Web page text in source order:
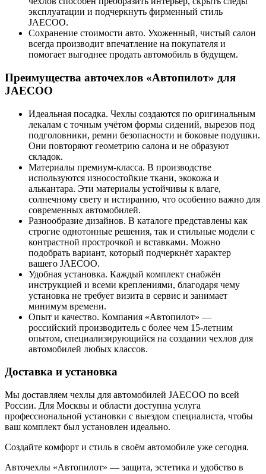
эксплуатации и подчеркнуть фирменный стиль
JAECOO.
Сохранение стоимости авто. Ухоженный, чистый салон
всегда производит впечатление на покупателя и
помогает выгоднее продать автомобиль в будущем.
Преимущества авточехлов «Автопилот» для
JAECOO
Идеальная посадка. Чехлы создаются по оригинальным
лекалам с точным учётом формы сидений, вырезов под
подголовники, ремни безопасности и боковые подушки.
Они повторяют геометрию салона и не образуют
складок.
Материалы премиум-класса. В производстве
используются износостойкие ткани, экокожа и
алькантара. Эти материалы устойчивы к влаге,
солнечному свету и истиранию, что особенно важно для
современных автомобилей.
Разнообразие дизайнов. В каталоге представлены как
строгие однотонные решения, так и стильные модели с
контрастной прострочкой и вставками. Можно
подобрать вариант, который подчеркнёт характер
вашего JAECOO.
Удобная установка. Каждый комплект снабжён
инструкцией и всеми креплениями, благодаря чему
установка не требует визита в сервис и занимает
минимум времени.
Опыт и качество. Компания «Автопилот» —
российский производитель с более чем 15-летним
опытом, специализирующийся на создании чехлов для
автомобилей любых классов.
Доставка и установка
Мы доставляем чехлы для автомобилей JAECOO по всей
России. Для Москвы и области доступна услуга
профессиональной установки с выездом специалиста, чтобы
ваш комплект был установлен идеально.
Создайте комфорт и стиль в своём автомобиле уже сегодня.
Авточехлы «Автопилот» — защита, эстетика и удобство в